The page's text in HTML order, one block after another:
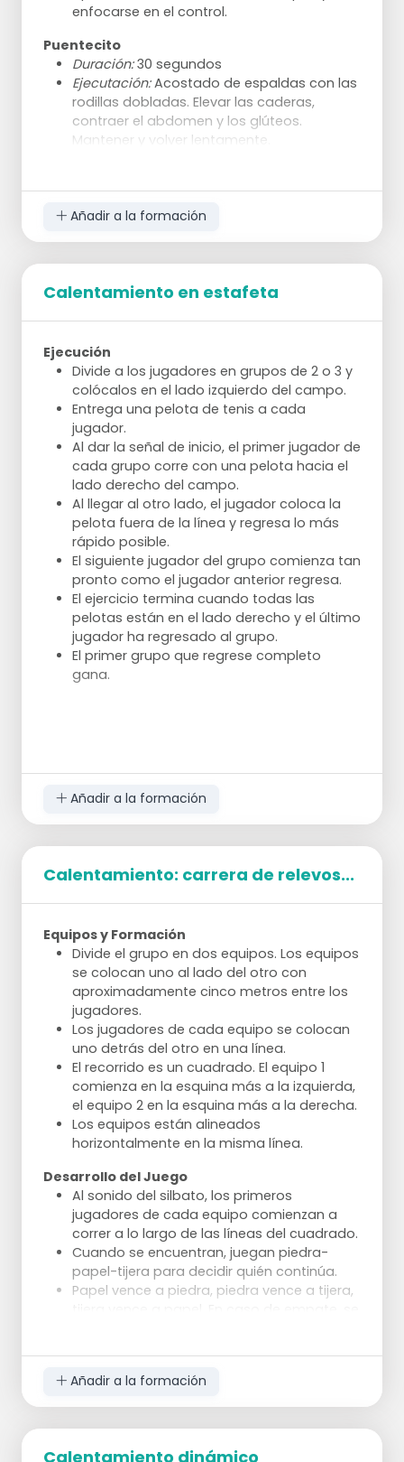
enfocarse en el control.
Puentecito
Duración:30 segundos
Ejecutación:Acostado de espaldas con las
rodillas dobladas. Elevar las caderas,
contraer el abdomen y los glúteos.
Mantener y volver lentamente.
Duración:30 segundos
Ejecutación:Posición sentada con los pies
una botella.
Plancha lateral
Duración:2x 30 segundos
antebrazo. Levantar las caderas del suelo y
mantener el cuerpo en línea recta. Cambiar
de lado después de 30 segundos.
Superman
Duración:30 segundos
Ejecutación: Acostado boca abajo con los
brazos y las piernas levantados del suelo.
Mantener para fortalecer la parte baja de
la espalda y los glúteos.
Añadir a la formación
Calentamiento en estafeta
Ejecución
Divide a los jugadores en grupos de 2 o 3 y
colócalos en el lado izquierdo del campo.
Entrega una pelota de tenis a cada
jugador.
Al dar la señal de inicio, el primer jugador de
cada grupo corre con una pelota hacia el
lado derecho del campo.
Al llegar al otro lado, el jugador coloca la
pelota fuera de la línea y regresa lo más
rápido posible.
El siguiente jugador del grupo comienza tan
pronto como el jugador anterior regresa.
El ejercicio termina cuando todas las
pelotas están en el lado derecho y el último
jugador ha regresado al grupo.
El primer grupo que regrese completo
gana.
Añadir a la formación
Calentamiento: carrera de relevos...
Equipos y Formación
Divide el grupo en dos equipos. Los equipos
se colocan uno al lado del otro con
aproximadamente cinco metros entre los
jugadores.
Los jugadores de cada equipo se colocan
uno detrás del otro en una línea.
El recorrido es un cuadrado. El equipo 1
comienza en la esquina más a la izquierda,
el equipo 2 en la esquina más a la derecha.
Los equipos están alineados
horizontalmente en la misma línea.
Desarrollo del Juego
Al sonido del silbato, los primeros
jugadores de cada equipo comienzan a
correr a lo largo de las líneas del cuadrado.
Cuando se encuentran, juegan piedra-
papel-tijera para decidir quién continúa.
Papel vence a piedra, piedra vence a tijera,
El objetivo es llegar lo más rápido posible al
lado del otro equipo.
Añadir a la formación
Calentamiento dinámico